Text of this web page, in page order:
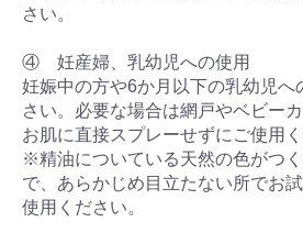
さい。
④ 妊産婦、乳幼児への使用
妊娠中の方や6か月以下の乳幼児へ
さい。必要な場合は網戸やベビー
お肌に直接スプレーせずにご使用く
※精油についている天然の色がつ
で、あらかじめ目立たない所でお
使用ください。